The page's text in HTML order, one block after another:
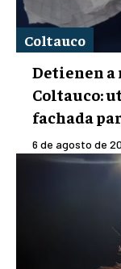
Coltauco
Detienen
Coltauco:
fachada
6 de agosto de